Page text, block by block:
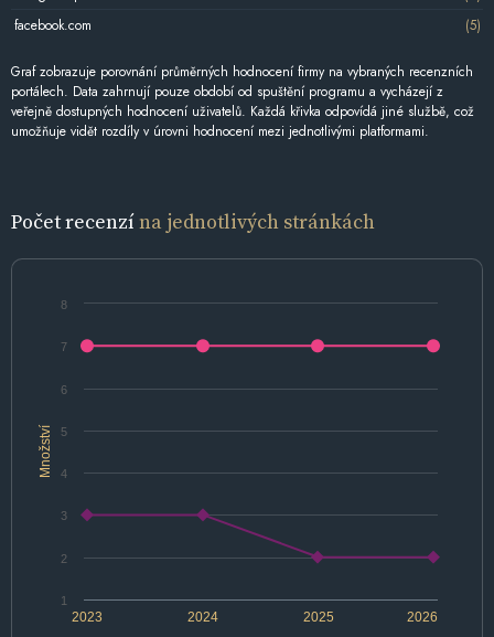
facebook.com
(5)
Graf zobrazuje porovnání průměrných hodnocení firmy na vybraných recenzních
portálech. Data zahrnují pouze období od spuštění programu a vycházejí z
veřejně dostupných hodnocení uživatelů. Každá křivka odpovídá jiné službě, což
umožňuje vidět rozdíly v úrovni hodnocení mezi jednotlivými platformami.
Počet recenzína jednotlivých stránkách
Množství
2024 2026
2023 2025
1
2
3
4
5
6
7
8